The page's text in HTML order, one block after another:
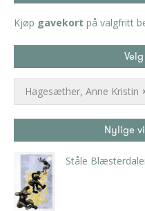
Kjøp gavekort på valgfritt
Hagesæther, Anne Kristin
Nylige
Ståle